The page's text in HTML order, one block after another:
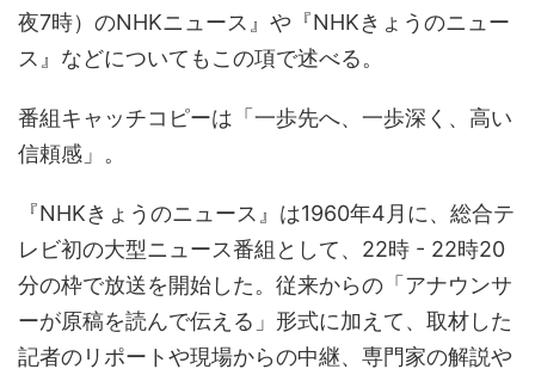
夜7時）のNHKニュース』や『NHKきょうのニュー
ス』などについてもこの項で述べる。
番組キャッチコピーは「一歩先へ、一歩深く、高い
信頼感」。
『NHKきょうのニュース』は1960年4月に、総合テ
レビ初の大型ニュース番組として、22時 - 22時20
分の枠で放送を開始した。従来からの「アナウンサ
ーが原稿を読んで伝える」形式に加えて、取材した
記者のリポートや現場からの中継、専門家の解説や